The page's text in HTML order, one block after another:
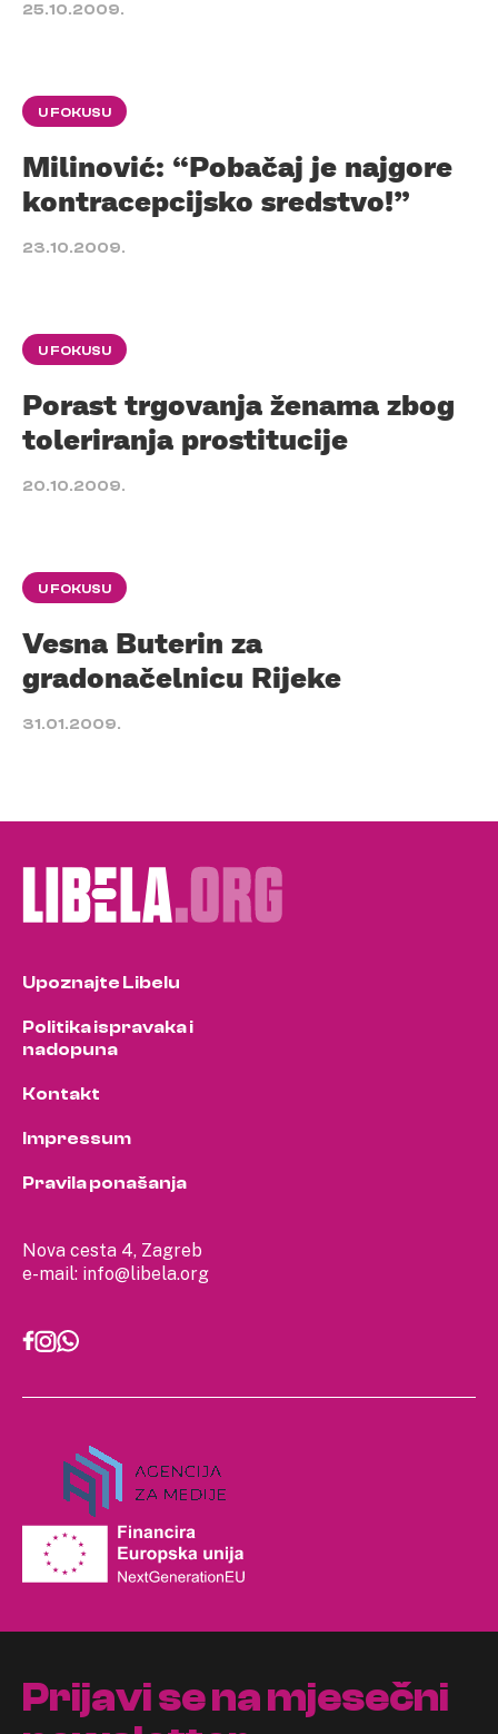
25.10.2009.
U FOKUSU
Milinović: “Pobačaj je najgore
kontracepcijsko sredstvo!”
23.10.2009.
U FOKUSU
Porast trgovanja ženama zbog
toleriranja prostitucije
20.10.2009.
U FOKUSU
Vesna Buterin za
gradonačelnicu Rijeke
31.01.2009.
Nova cesta 4, Zagreb
e-mail: info@libela.org
Upoznajte Libelu
Politika ispravaka i
nadopuna
Kontakt
Impressum
Pravila ponašanja
Prijavi se na mjesečni